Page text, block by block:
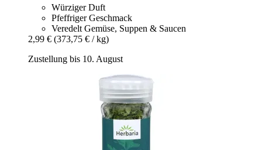
Würziger Duft
Pfeffriger Geschmack
Veredelt Gemüse, Suppen & Saucen
2,99 € (373,75 € / kg)
Zustellung bis 10. August